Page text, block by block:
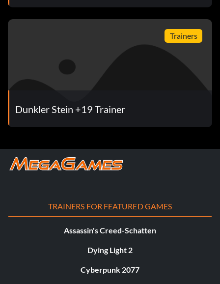
Trainers
Dunkler Stein +19 Trainer
TRAINERS FOR FEATURED GAMES
Assassin's Creed-Schatten
Dying Light 2
Cyberpunk 2077